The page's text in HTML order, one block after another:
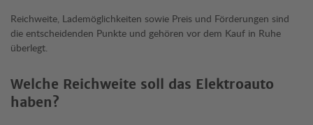
Reichweite, Lademöglichkeiten sowie Preis und Förderungen sind
die entscheidenden Punkte und gehören vor dem Kauf in Ruhe
überlegt.
Welche Reichweite soll das Elektroauto
haben?